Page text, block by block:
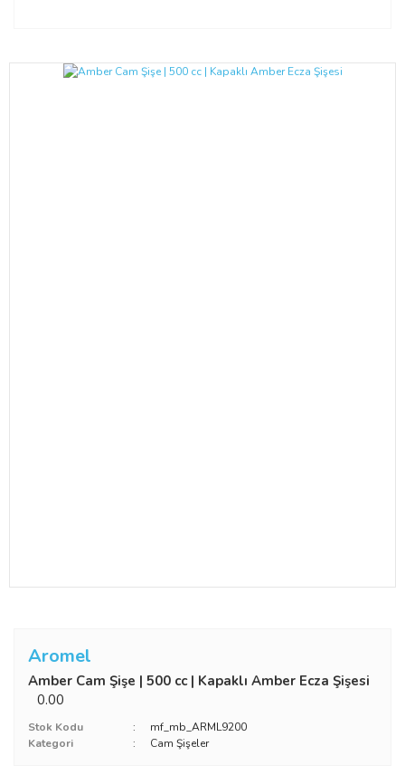
Aromel
Amber Cam Şişe | 500 cc | Kapaklı Amber Ecza Şişesi
0.00
Stok Kodu
mf_mb_ARML9200
Kategori
Cam Şişeler